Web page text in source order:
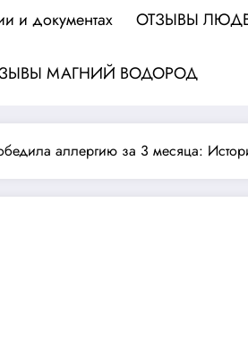
и документах ОТЗЫВЫ
МАГНИЙ ВОДОРОД
аллергию за 3 месяца: